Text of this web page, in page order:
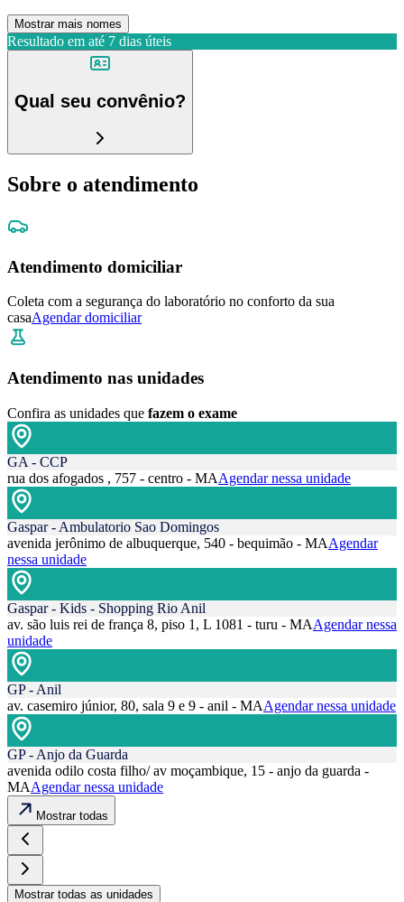
Mostrar mais nomes
Resultado em até 7 dias úteis
Qual seu convênio?
Sobre o atendimento
Atendimento domiciliar
Coleta com a segurança do laboratório no conforto da sua
casaAgendar domiciliar
Atendimento nas unidades
Confira as unidades que fazem o exame
GA - CCP
rua dos afogados , 757 - centro - MAAgendar nessa unidade
Gaspar - Ambulatorio Sao Domingos
avenida jerônimo de albuquerque, 540 - bequimão - MAAgendar
nessa unidade
Gaspar - Kids - Shopping Rio Anil
av. são luis rei de frança 8, piso 1, L 1081 - turu - MAAgendar nessa
unidade
GP - Anil
av. casemiro júnior, 80, sala 9 e 9 - anil - MAAgendar nessa unidade
GP - Anjo da Guarda
avenida odilo costa filho/ av moçambique, 15 - anjo da guarda -
MAAgendar nessa unidade
Mostrar todas
Mostrar todas as unidades